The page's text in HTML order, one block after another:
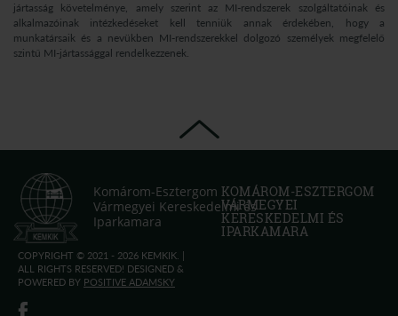
jártasság követelménye, amely szerint az MI-rendszerek szolgáltatóinak és
alkalmazóinak intézkedéseket kell tenniük annak érdekében, hogy a
munkatársaik és a nevükben MI-rendszerekkel dolgozó személyek megfelelő
szintű MI-jártassággal rendelkezzenek.
Komárom-Esztergom
Vármegyei Kereskedelmi és
Iparkamara
COPYRIGHT © 2021 - 2026 KEMKIK. |
ALL RIGHTS RESERVED! DESIGNED &
POWERED BY POSITIVE ADAMSKY
KOMÁROM-ESZTERGOM
VÁRMEGYEI
KERESKEDELMI ÉS
IPARKAMARA